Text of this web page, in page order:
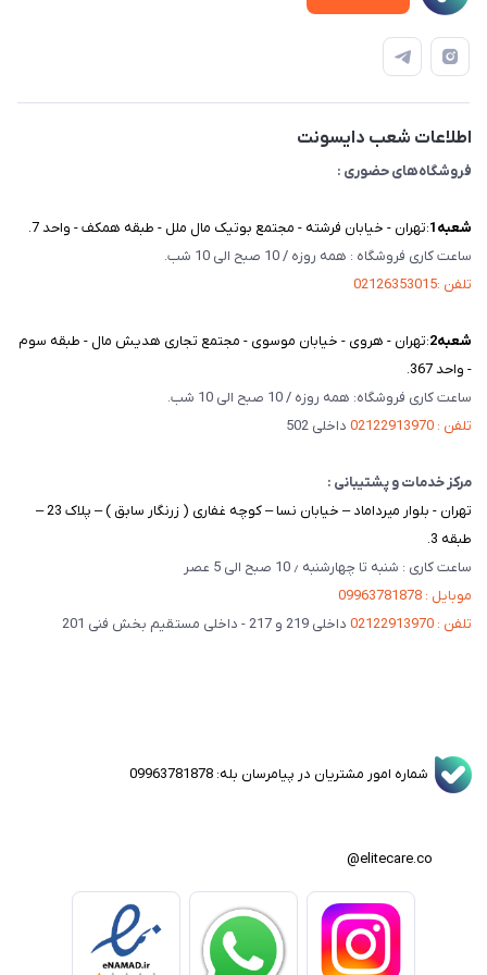
دفترچه راهنمای محصولات
درباره ما
تماس با ما
قوانین و مقررات
اطلاعات شعب دایسونت
فروشگاه‌های حضوری :
شعبه‌1 :تهران - خیابان فرشته - مجتمع بوتیک مال ملل - طبقه همکف - واحد 7.
ساعت کاری فروشگاه : همه روزه / 10 صبح الی 10 شب.
تلفن :02126353015
شعبه‌2 :تهران - هروی - خیابان موسوی - مجتمع تجاری هدیش مال - طبقه سوم
- واحد 367.
ساعت کاری فروشگاه: همه روزه / 10 صبح الی 10 شب.
تلفن : 02122913970
داخلی 502
مرکز خدمات و پشتیبانی :
تهران - بلوار میرداماد – خیابان نسا – کوچه غفاری ( زرنگار سابق ) – پلاک 23 –
طبقه 3.
ساعت کاری : شنبه تا چهارشنبه ٫ 10 صبح الی 5 عصر
موبایل : 09963781878
تلفن : 02122913970
داخلی 219 و 217 - داخلی مستقیم بخش فنی 201
شماره امور مشتریان در پیامرسان بله: 09963781878